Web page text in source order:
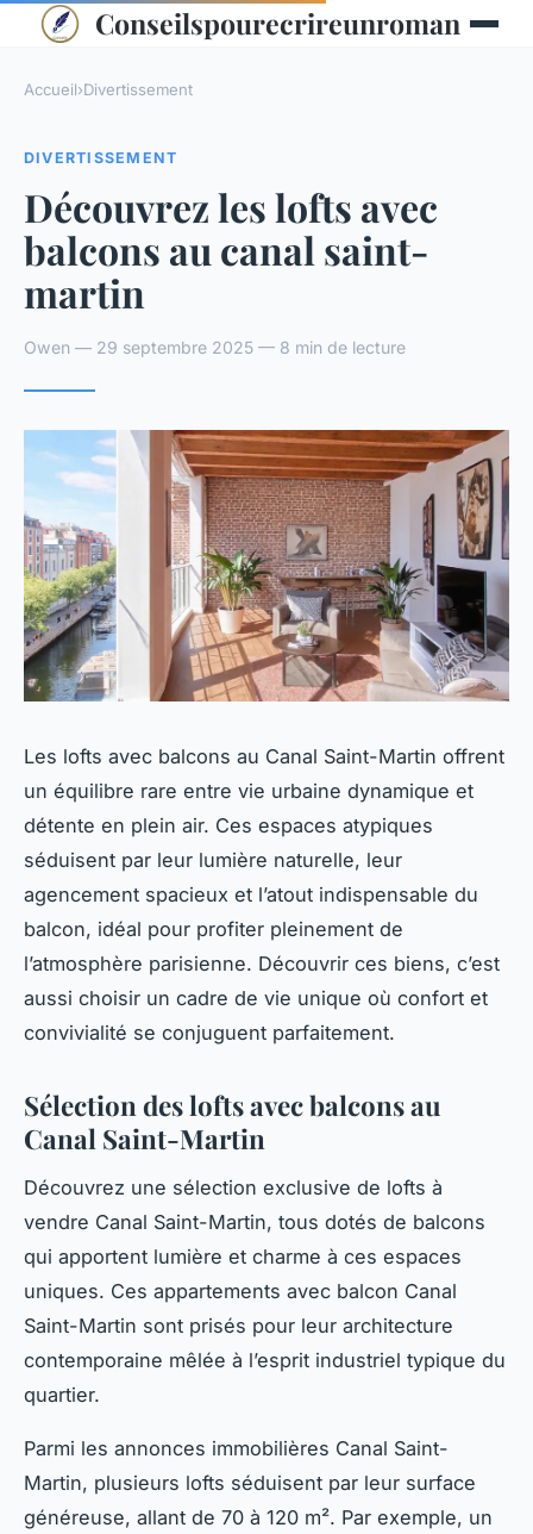
Conseilspourecrireunroman
Accueil›Divertissement
DIVERTISSEMENT
Découvrez les lofts avec
balcons au canal saint-
martin
Owen — 29 septembre 2025 — 8 min de lecture
Les lofts avec balcons au Canal Saint-Martin offrent
un équilibre rare entre vie urbaine dynamique et
détente en plein air. Ces espaces atypiques
séduisent par leur lumière naturelle, leur
agencement spacieux et l’atout indispensable du
balcon, idéal pour profiter pleinement de
l’atmosphère parisienne. Découvrir ces biens, c’est
aussi choisir un cadre de vie unique où confort et
convivialité se conjuguent parfaitement.
Sélection des lofts avec balcons au
Canal Saint-Martin
Découvrez une sélection exclusive de lofts à
vendre Canal Saint-Martin, tous dotés de balcons
qui apportent lumière et charme à ces espaces
uniques. Ces appartements avec balcon Canal
Saint-Martin sont prisés pour leur architecture
contemporaine mêlée à l’esprit industriel typique du
quartier.
Parmi les annonces immobilières Canal Saint-
Martin, plusieurs lofts séduisent par leur surface
généreuse, allant de 70 à 120 m². Par exemple, un